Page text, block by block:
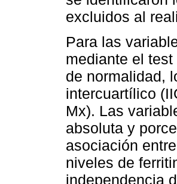
excluidos al
Para las
mediante el
de normalidad,
intercuartílico
Mx). Las
absoluta y
asociación
niveles de
independencia